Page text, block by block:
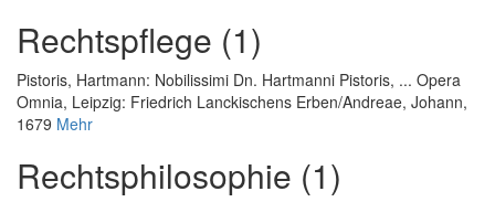
Rechtspflege (1)
Pistoris, Hartmann: Nobilissimi Dn. Hartmanni Pistoris, ... Opera
Omnia, Leipzig: Friedrich Lanckischens Erben/Andreae, Johann,
1679 Mehr
Rechtsphilosophie (1)